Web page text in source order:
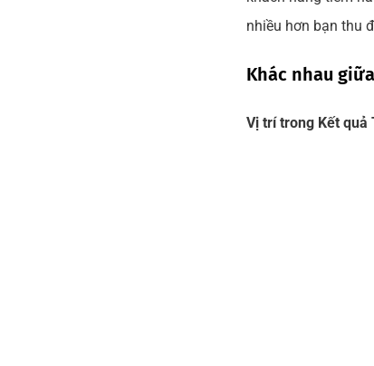
nhiều hơn bạn thu
Khác nhau giữa
Vị trí trong Kết quả